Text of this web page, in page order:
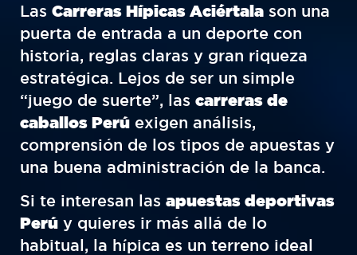
Las Carreras Hípicas Aciértala son una
puerta de entrada a un deporte con
historia, reglas claras y gran riqueza
estratégica. Lejos de ser un simple
“juego de suerte”, las carreras de
caballos Perú exigen análisis,
comprensión de los tipos de apuestas y
una buena administración de la banca.
Si te interesan las apuestas deportivas
Perú y quieres ir más allá de lo
habitual, la hípica es un terreno ideal